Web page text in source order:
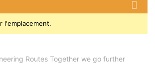
l'emplacement.
Routes Together we go further